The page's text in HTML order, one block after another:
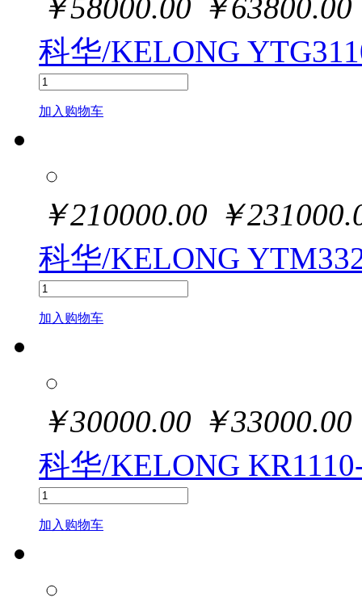
￥58000.00 ￥63800.00
科华/KELONG
加入购物车
￥210000.00 ￥
科华/KELONG
加入购物车
￥30000.00 ￥33000.00
科华/KELONG
加入购物车